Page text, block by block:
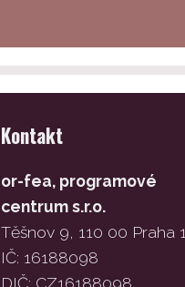
Kontakt
or-fea, programové
centrum s.r.o.
Těšnov 9, 110 00 Praha 1
IČ: 16188098
DIČ: CZ16188098